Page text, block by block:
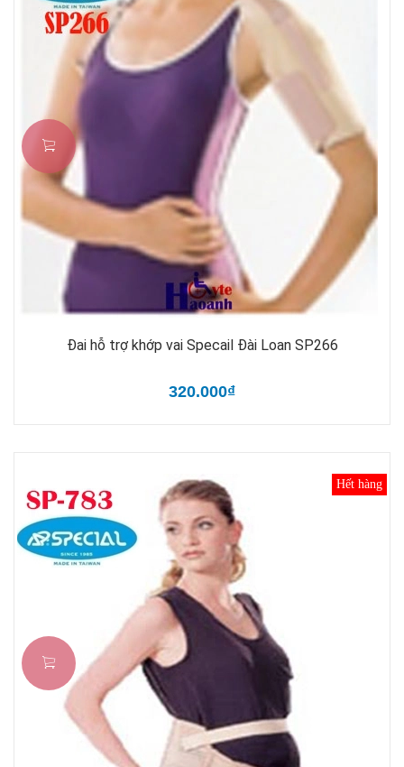
Đai hỗ trợ khớp vai Specail Đài Loan SP266
320.000₫
Hết hàng